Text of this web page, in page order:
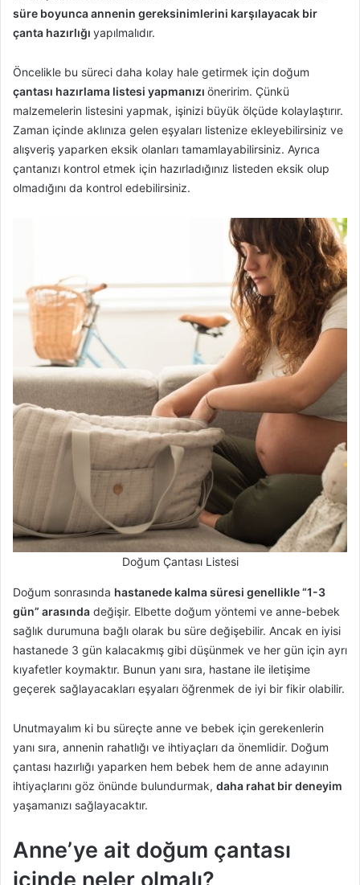
süre boyunca annenin gereksinimlerini karşılayacak bir
çanta hazırlığı yapılmalıdır.
Öncelikle bu süreci daha kolay hale getirmek için doğum
çantası hazırlama listesi yapmanızı öneririm. Çünkü
malzemelerin listesini yapmak, işinizi büyük ölçüde kolaylaştırır.
Zaman içinde aklınıza gelen eşyaları listenize ekleyebilirsiniz ve
alışveriş yaparken eksik olanları tamamlayabilirsiniz. Ayrıca
çantanızı kontrol etmek için hazırladığınız listeden eksik olup
olmadığını da kontrol edebilirsiniz.
Doğum Çantası Listesi
Doğum sonrasında hastanede kalma süresi genellikle “1-3
gün” arasında değişir. Elbette doğum yöntemi ve anne-bebek
sağlık durumuna bağlı olarak bu süre değişebilir. Ancak en iyisi
hastanede 3 gün kalacakmış gibi düşünmek ve her gün için ayrı
kıyafetler koymaktır. Bunun yanı sıra, hastane ile iletişime
geçerek sağlayacakları eşyaları öğrenmek de iyi bir fikir olabilir.
Unutmayalım ki bu süreçte anne ve bebek için gerekenlerin
yanı sıra, annenin rahatlığı ve ihtiyaçları da önemlidir. Doğum
çantası hazırlığı yaparken hem bebek hem de anne adayının
ihtiyaçlarını göz önünde bulundurmak, daha rahat bir deneyim
yaşamanızı sağlayacaktır.
Anne’ye ait doğum çantası